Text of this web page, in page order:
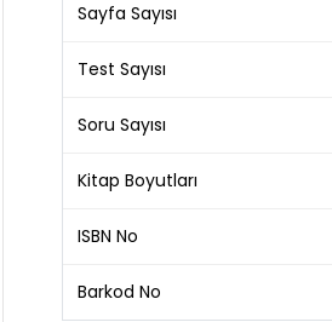
Sayfa Sayısı
Test Sayısı
Soru Sayısı
Kitap Boyutları
ISBN No
Barkod No